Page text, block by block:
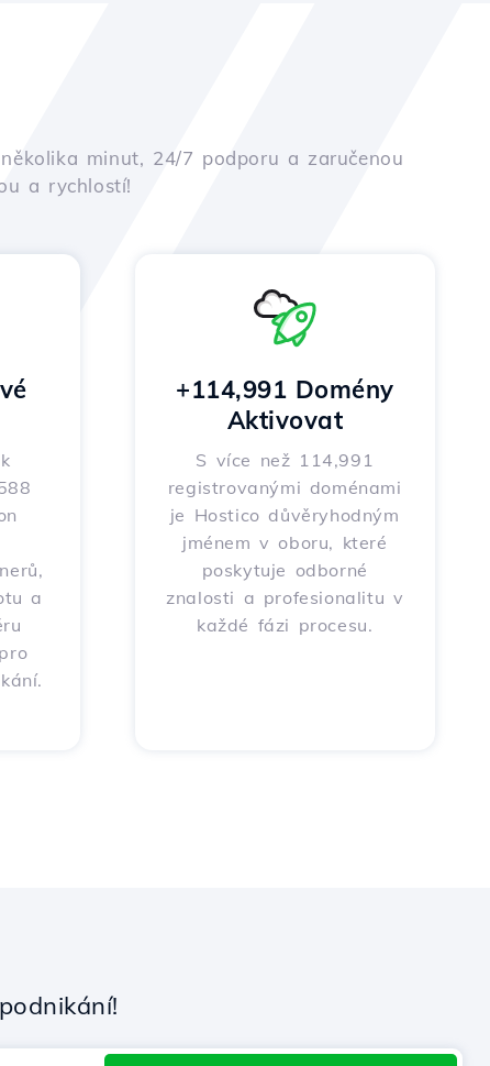
minut, 24/7 podporu a zaručenou
a rychlostí!
a
+114,991 Domény
Aktivovat
S více než 114,991
registrovanými doménami
je Hostico důvěryhodným
jménem v oboru, které
poskytuje odborné
znalosti a profesionalitu v
každé fázi procesu.